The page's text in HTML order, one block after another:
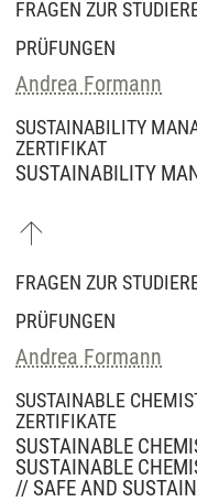
FRAGEN ZUR
PRÜFUNGEN
Andrea Formann
SUSTAINABILITY
ZERTIFIKAT
SUSTAINABILITY
FRAGEN ZUR
PRÜFUNGEN
Andrea Formann
SUSTAINABLE
ZERTIFIKATE
SUSTAINABLE
SUSTAINABLE
// SAFE AND